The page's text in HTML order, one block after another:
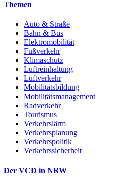
Themen
Auto & Straße
Bahn & Bus
Elektromobilität
Fußverkehr
Klimaschutz
Luftreinhaltung
Luftverkehr
Mobilitätsbildung
Mobilitätsmanagement
Radverkehr
Tourismus
Verkehrslärm
Verkehrsplanung
Verkehrspolitik
Verkehrssicherheit
Der VCD in NRW